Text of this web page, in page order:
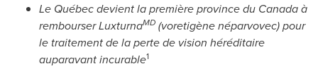
Le Québec devient la première province du Canada à
rembourser LuxturnaMD (voretigène néparvovec)pour
le traitement de la perte de vision héréditaire
auparavant incurable1